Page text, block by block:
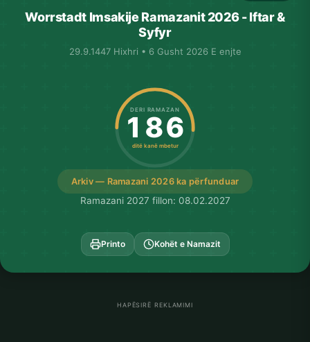
Worrstadt Imsakije Ramazanit 2026 - Iftar &
Syfyr
29.9.1447 Hixhri • 6 Gusht 2026 E enjte
Arkiv — Ramazani 2026 ka përfunduar
DERI RAMAZAN
186
ditë kanë mbetur
Ramazani 2027 fillon: 08.02.2027
Printo Kohët e Namazit
HAPËSIRË REKLAMIMI